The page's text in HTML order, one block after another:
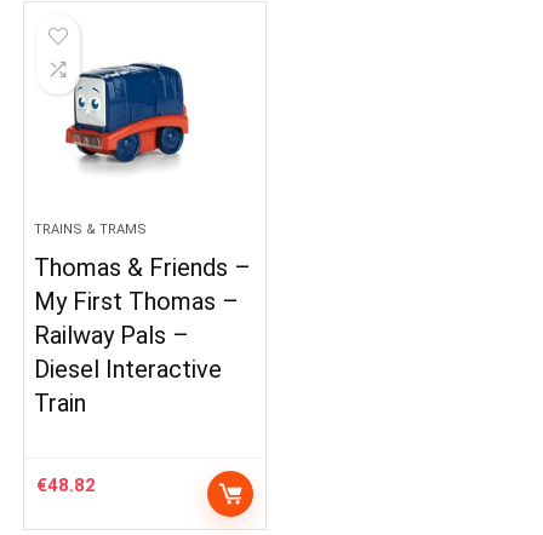
TRAINS & TRAMS
Thomas & Friends –
My First Thomas –
Railway Pals –
Diesel Interactive
Train
€48.82